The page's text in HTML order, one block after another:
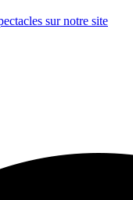
sur notre site